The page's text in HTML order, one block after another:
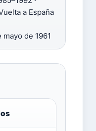
a España
mayo de 1961